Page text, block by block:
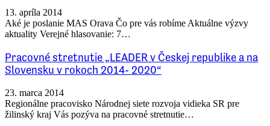
13. apríla 2014
Aké je poslanie MAS Orava Čo pre vás robíme Aktuálne výzvy
aktuality Verejné hlasovanie: 7…
Pracovné stretnutie „LEADER v Českej republike a na
Slovensku v rokoch 2014- 2020“
23. marca 2014
Regionálne pracovisko Národnej siete rozvoja vidieka SR pre
žilinský kraj Vás pozýva na pracovné stretnutie…